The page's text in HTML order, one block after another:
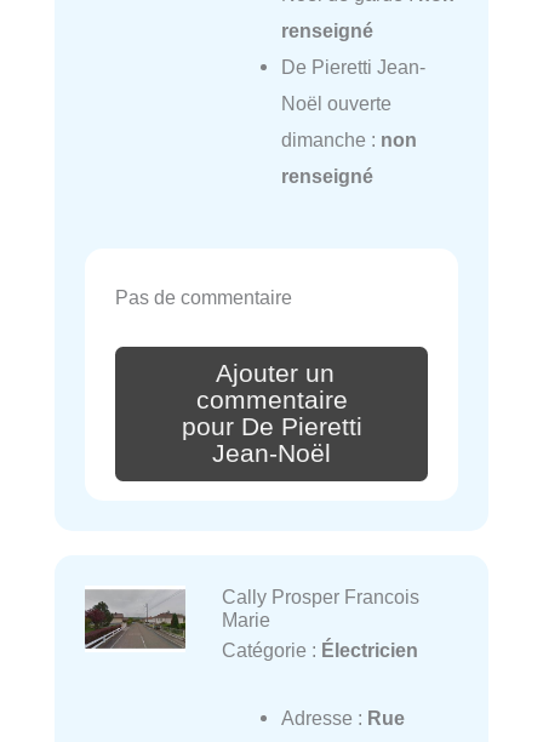
renseigné
De Pieretti Jean-
Noël ouverte
dimanche : non
renseigné
Pas de commentaire
Ajouter un
commentaire
pour De Pieretti
Jean-Noël
Cally Prosper Francois
Marie
Catégorie : Électricien
Adresse : Rue